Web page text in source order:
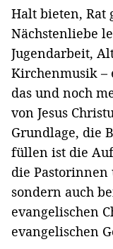
Halt bieten, Rat
Nächstenliebe
Jugendarbeit,
Kirchenmusik –
das und noch
von Jesus
Grundlage, die
füllen ist die
die Pastorinnen
sondern auch
evangelischen
evangelischen